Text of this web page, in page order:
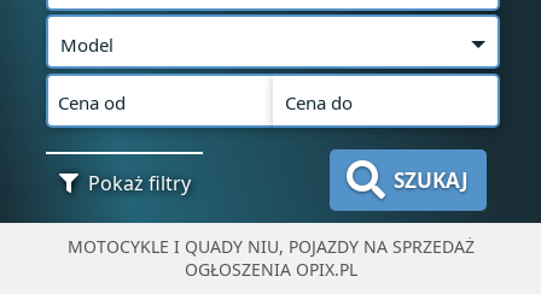
Model
Cena od Cena do
Pokaż filtry SZUKAJ
MOTOCYKLE I QUADY NIU, POJAZDY NA SPRZEDAŻ
OGŁOSZENIA OPIX.PL